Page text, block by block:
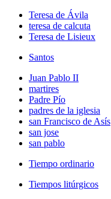
Teresa de Ávila
teresa de calcuta
Teresa de Lisieux
Santos
Juan Pablo II
martires
Padre Pío
padres de la iglesia
san Francisco de Asís
san jose
san pablo
Tiempo ordinario
Tiempos litúrgicos